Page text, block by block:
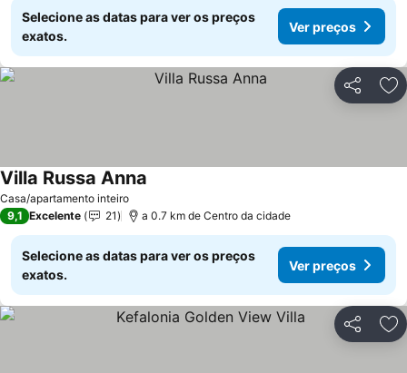
Selecione as datas para ver os preços
exatos.
Ver preços
Partilhar
Casa/apartamento inteiro
Villa Russa Anna
9,1 Excelente 21 a 0.7 km de Centro da cidade
Selecione as datas para ver os preços
exatos.
Ver preços
Partilhar